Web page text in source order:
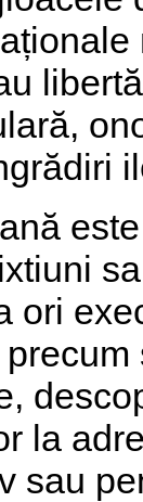
ori
la
sau